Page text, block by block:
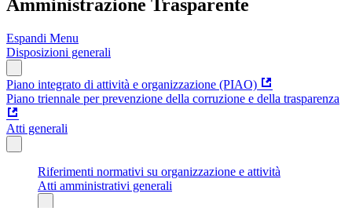
Amministrazione Trasparente
Espandi Menu
Disposizioni generali
Piano integrato di attività e organizzazione (PIAO)
Piano triennale per prevenzione della corruzione e della trasparenza
Atti generali
Riferimenti normativi su organizzazione e attività
Atti amministrativi generali